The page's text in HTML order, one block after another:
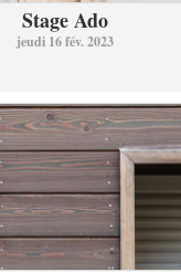
Stage Ado
jeudi 16 fév. 2023